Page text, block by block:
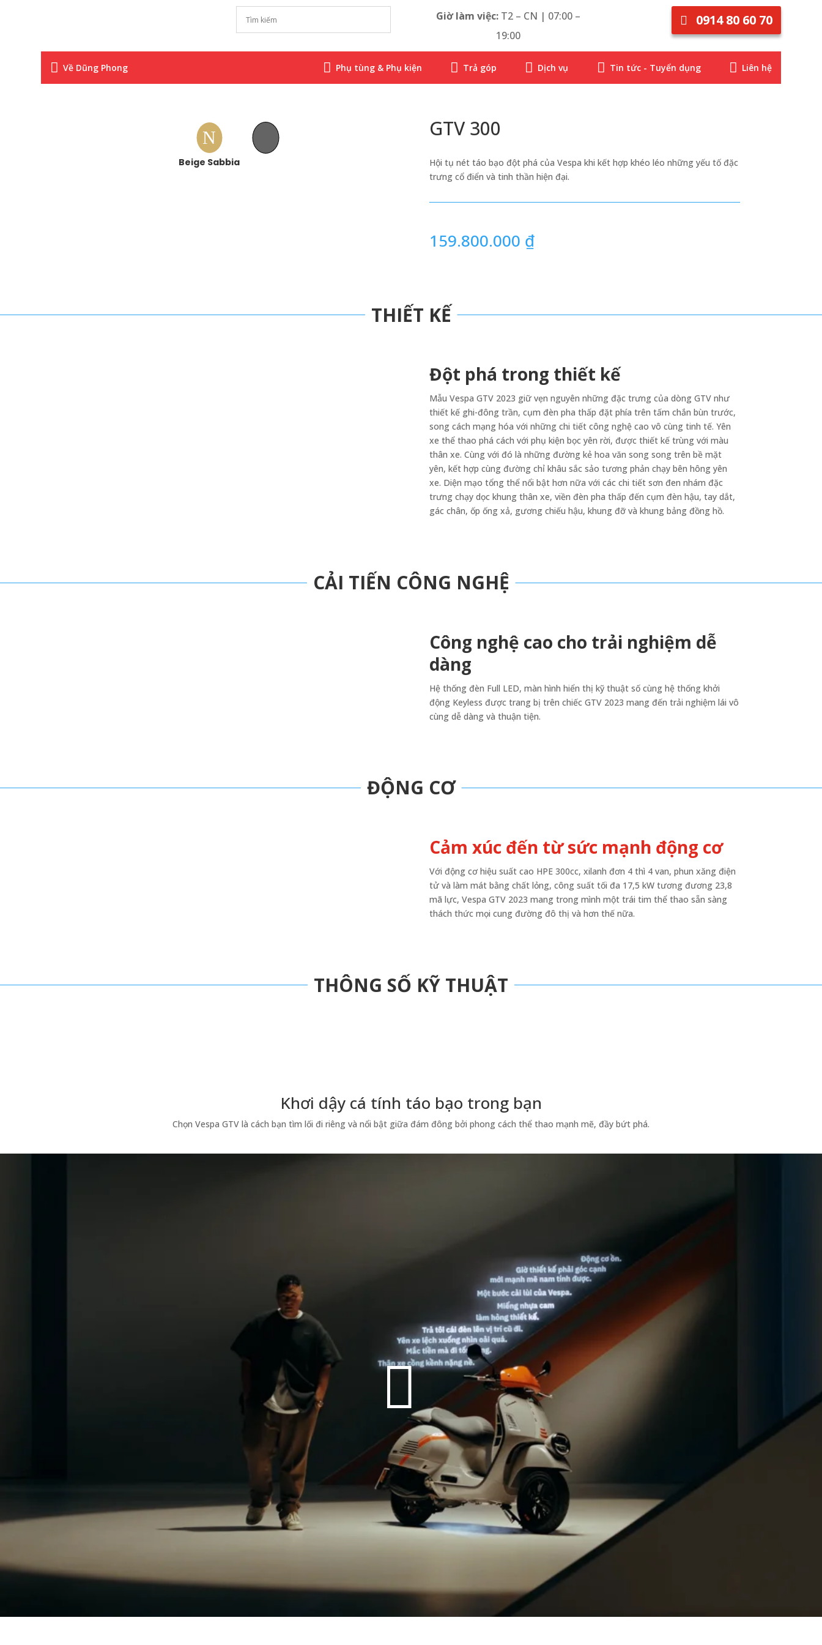
Giờ làm việc: T2 – CN | 07:00 –
19:00
0914 80 60 70
 Về Dũng Phong  Phụ tùng & Phụ kiện  Trả góp  Dịch vụ  Tin tức - Tuyển dụng  Liên hệ
N
Beige SabbiaGrey Titanio
GTV 300
Hội tụ nét táo bạo đột phá của Vespa khi kết hợp khéo léo những yếu tố đặc
trưng cổ điển và tinh thần hiện đại.
159.800.000 ₫
THIẾT KẾ
Đột phá trong thiết kế
Mẫu Vespa GTV 2023 giữ vẹn nguyên những đặc trưng của dòng GTV như
thiết kế ghi-đông trần, cụm đèn pha thấp đặt phía trên tấm chắn bùn trước,
song cách mạng hóa với những chi tiết công nghệ cao vô cùng tinh tế. Yên
xe thể thao phá cách với phụ kiện bọc yên rời, được thiết kế trùng với màu
thân xe. Cùng với đó là những đường kẻ hoa văn song song trên bề mặt
yên, kết hợp cùng đường chỉ khâu sắc sảo tương phản chạy bên hông yên
xe. Diện mạo tổng thể nổi bật hơn nữa với các chi tiết sơn đen nhám đặc
trưng chạy dọc khung thân xe, viền đèn pha thấp đến cụm đèn hậu, tay dắt,
gác chân, ốp ống xả, gương chiếu hậu, khung đỡ và khung bảng đồng hồ.
CẢI TIẾN CÔNG NGHỆ
Công nghệ cao cho trải nghiệm dễ
dàng
Hệ thống đèn Full LED, màn hình hiển thị kỹ thuật số cùng hệ thống khởi
động Keyless được trang bị trên chiếc GTV 2023 mang đến trải nghiệm lái vô
cùng dễ dàng và thuận tiện.
ĐỘNG CƠ
Cảm xúc đến từ sức mạnh động cơ
Với động cơ hiệu suất cao HPE 300cc, xilanh đơn 4 thì 4 van, phun xăng điện
tử và làm mát bằng chất lỏng, công suất tối đa 17,5 kW tương đương 23,8
mã lực, Vespa GTV 2023 mang trong mình một trái tim thể thao sẵn sàng
thách thức mọi cung đường đô thị và hơn thế nữa.
THÔNG SỐ KỸ THUẬT
Khơi dậy cá tính táo bạo trong bạn
Chọn Vespa GTV là cách bạn tìm lối đi riêng và nổi bật giữa đám đông bởi phong cách thể thao mạnh mẽ, đầy bứt phá.